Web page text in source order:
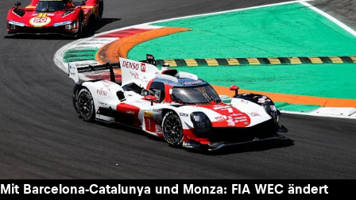
Mit Barcelona-Catalunya und Monza: FIA WEC ändert